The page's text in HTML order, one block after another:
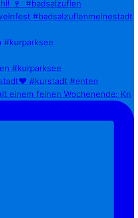
#kurparksee
einem feinen Wochenende: Kn